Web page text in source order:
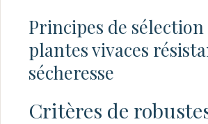
Principes de sélection
plantes vivaces
sécheresse
Critères de